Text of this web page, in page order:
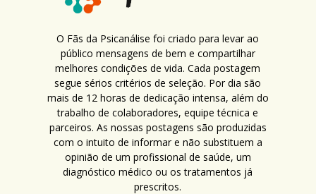
O Fãs da Psicanálise foi criado para levar ao
público mensagens de bem e compartilhar
melhores condições de vida. Cada postagem
segue sérios critérios de seleção. Por dia são
mais de 12 horas de dedicação intensa, além do
trabalho de colaboradores, equipe técnica e
parceiros. As nossas postagens são produzidas
com o intuito de informar e não substituem a
opinião de um profissional de saúde, um
diagnóstico médico ou os tratamentos já
prescritos.